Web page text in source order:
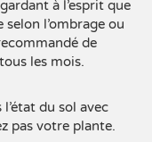
à l’esprit que
l’ombrage ou
de
les mois.
du sol avec
pas votre plante.